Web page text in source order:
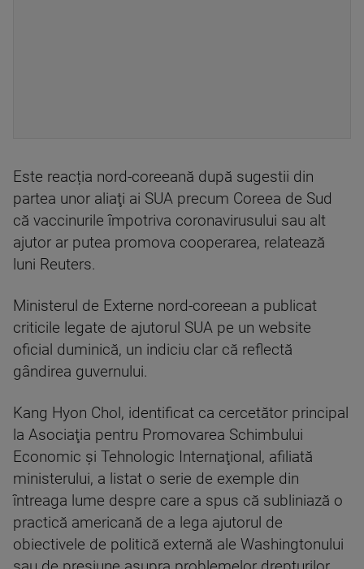
Este reacția nord-coreeană după sugestii din
partea unor aliaţi ai SUA precum Coreea de Sud
că vaccinurile împotriva coronavirusului sau alt
ajutor ar putea promova cooperarea, relatează
luni Reuters.
Ministerul de Externe nord-coreean a publicat
criticile legate de ajutorul SUA pe un website
oficial duminică, un indiciu clar că reflectă
gândirea guvernului.
Kang Hyon Chol, identificat ca cercetător principal
la Asociaţia pentru Promovarea Schimbului
Economic şi Tehnologic Internaţional, afiliată
ministerului, a listat o serie de exemple din
întreaga lume despre care a spus că subliniază o
practică americană de a lega ajutorul de
obiectivele de politică externă ale Washingtonului